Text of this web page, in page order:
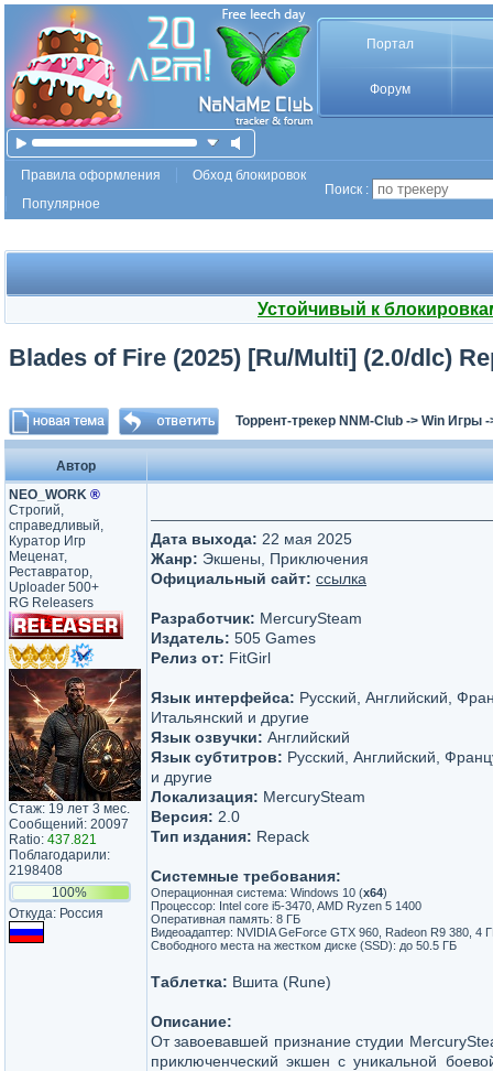
Портал
Форум
Правила оформления
Обход блокировок
Популярное
Поиск :
Устойчивый к
Blades of Fire (2025) [Ru/Multi] (2.0/dlc)
Торрент-трекер NNM-Club -> Win Игры
Автор
NEO_WORK ®
Строгий,
справедливый,
Куратор Игр
Меценат,
Реставратор,
Uploader 500+
RG Releasers
Стаж: 19 лет 3 мес.
Сообщений: 20097
Ratio: 437.821
Поблагодарили:
2198408
100%
Откуда: Россия
Дата выхода: 22 мая 2025
Жанр: Экшены, Приключения
Официальный сайт: ссылка
Разработчик: MercurySteam
Издатель: 505 Games
Релиз от: FitGirl
Язык интерфейса: Русский, Английский,
Итальянский и другие
Язык озвучки: Английский
Язык субтитров: Русский, Английский,
и другие
Локализация: MercurySteam
Версия: 2.0
Тип издания: Repack
Системные требования:
Операционная система: Windows 10 (х64)
Процессор: Intel core i5-3470, AMD Ryzen 5 1400
Оперативная память: 8 ГБ
Видеоадаптер: NVIDIA GeForce GTX 960, Radeon R9 380, 4
Свободного места на жестком диске (SSD): до 50.5 ГБ
Таблетка: Вшита (Rune)
Описание:
От завоевавшей признание студии
приключенческий экшен с уникальной